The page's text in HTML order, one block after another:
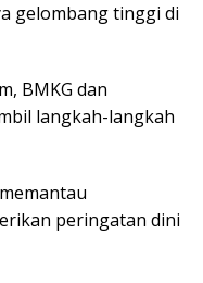
gelombang tinggi di
BMKG dan
langkah-langkah
peringatan dini